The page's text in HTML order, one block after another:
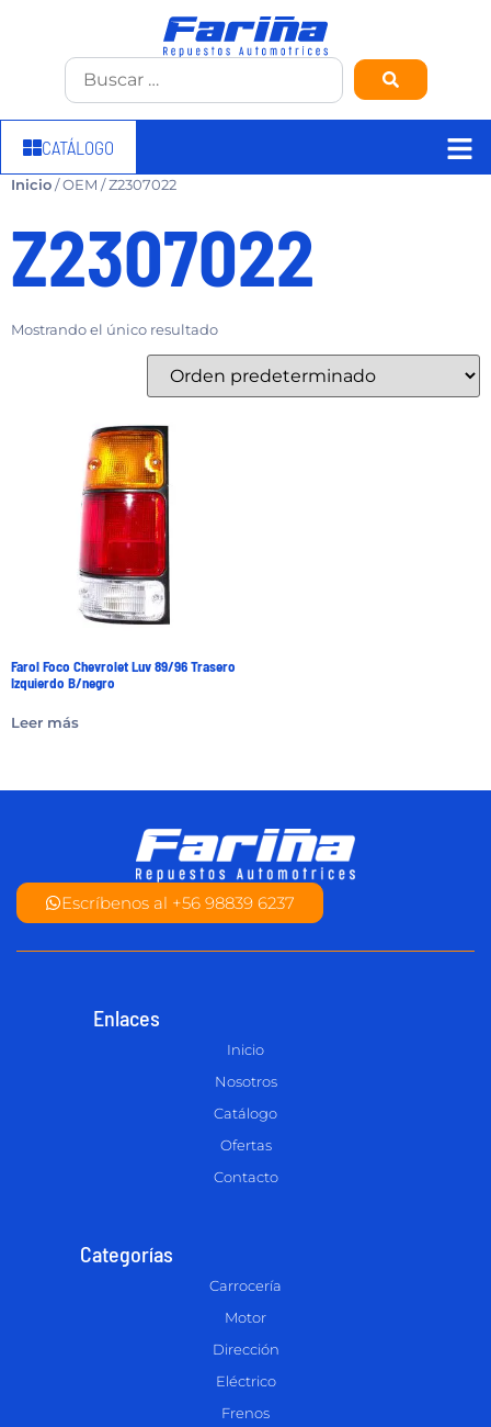
CATÁLOGO
Inicio/ OEM / Z2307022
Z2307022
Mostrando el único resultado
Farol Foco Chevrolet Luv 89/96 Trasero
Izquierdo B/negro
Leer más
Escríbenos al +56 98839 6237
Enlaces
Inicio
Nosotros
Catálogo
Ofertas
Contacto
Categorías
Carrocería
Motor
Dirección
Eléctrico
Frenos